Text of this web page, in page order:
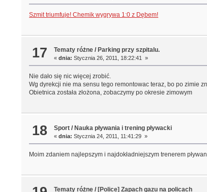
Szmit triumfuje! Chemik wygrywa 1:0 z Dębem!
17 Tematy różne / Parking przy szpitalu.
«dnia: Stycznia 26, 2011, 18:22:41 »
Nie dało się nic więcej zrobić.
Wg dyrekcji nie ma sensu tego remontowac teraz, bo po zimie
Obietnica została złożona, zobaczymy po okresie zimowym
18 Sport /Nauka pływania i trening pływacki
«dnia: Stycznia 24, 2011, 11:41:29 »
Moim zdaniem najlepszym i najdokładniejszym trenerem
Tematy różne / [Police] Zapach gazu na policach